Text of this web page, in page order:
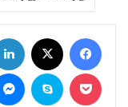
فيسبوك
‫Pocket
سكايب